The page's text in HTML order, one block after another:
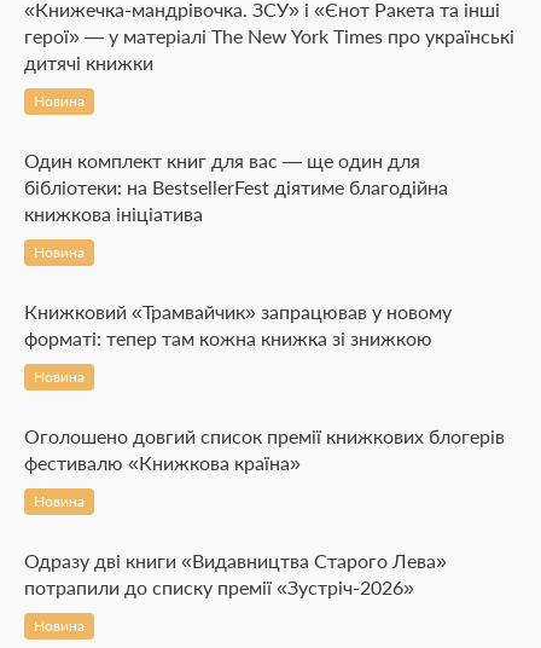
«Книжечка-мандрівочка. ЗСУ» і «Єнот Ракета та інші
герої» — у матеріалі The New York Times про українські
дитячі книжки
Новина
Один комплект книг для вас — ще один для
бібліотеки: на BestsellerFest діятиме благодійна
книжкова ініціатива
Новина
Книжковий «Трамвайчик» запрацював у новому
форматі: тепер там кожна книжка зі знижкою
Новина
Оголошено довгий список премії книжкових блогерів
фестивалю «Книжкова країна»
Новина
Одразу дві книги «Видавництва Старого Лева»
потрапили до списку премії «Зустріч-2026»
Новина